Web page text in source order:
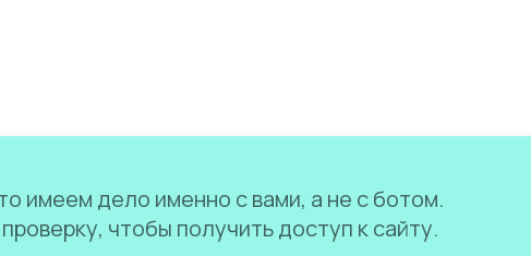
имеем дело именно с вами, а не с ботом.
чтобы получить доступ к сайту.